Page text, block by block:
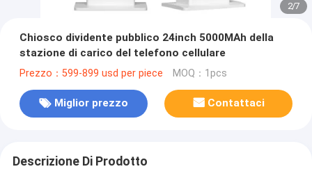
2/7
Chiosco dividente pubblico 24inch 5000MAh della
stazione di carico del telefono cellulare
Prezzo：599-899 usd per piece MOQ：1pcs
Miglior prezzo Contattaci
Descrizione Di Prodotto